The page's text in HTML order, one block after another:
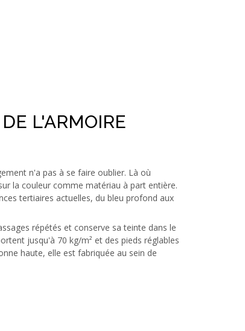
L'ARMOIRE
n'a pas à se faire oublier. Là où
la couleur comme matériau à part entière.
tertiaires actuelles, du bleu profond aux
répétés et conserve sa teinte dans le
jusqu'à 70 kg/m² et des pieds réglables
haute, elle est fabriquée au sein de